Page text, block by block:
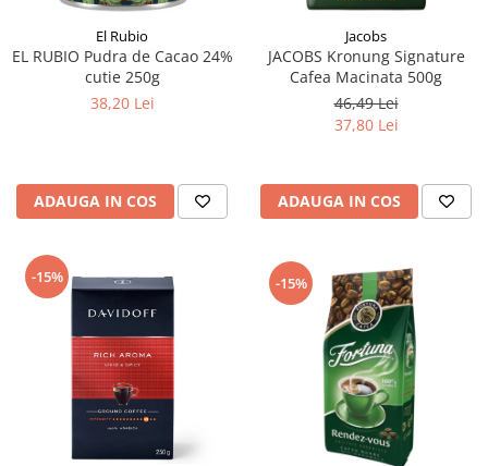
El Rubio
EL RUBIO Pudra de Cacao 24%
cutie 250g
38,20 Lei
ADAUGA IN COS
Jacobs
JACOBS Kronung Signature
Cafea Macinata 500g
46,49 Lei
37,80 Lei
ADAUGA IN COS
-15% -15%